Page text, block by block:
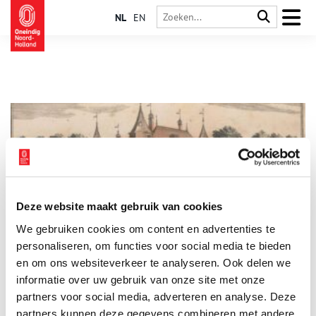
Deze website maakt gebruik van cookies
We gebruiken cookies om content en advertenties te
personaliseren, om functies voor social media te bieden
en om ons websiteverkeer te analyseren. Ook delen we
informatie over uw gebruik van onze site met onze
partners voor social media, adverteren en analyse. Deze
partners kunnen deze gegevens combineren met andere
NL EN
Kasteel Nederhorst mag oorspronkelijk uit de dertiende eeuw
dateren, het is vorige eeuw vooral bekend geworden als
‘Bommelstein’. Het oude kasteel raakte bij een brand in 1971
grotendeels verwoest, kort na een ingrijpende restauratie. Het
is echter fraai herrezen en staat te pronken op de berg. Omdat
striptekenaar Marten Toonder er zijn studio’s had waar de
populaire verhalen van Tom Poes en Olie B. Bommel vorm